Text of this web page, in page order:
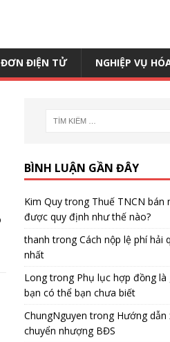
ĐƠN ĐIỆN TỬ NGHIỆP VỤ
BÌNH LUẬN GẦN ĐÂY
Kim Quytrong Thuế TNCN bán
được quy định như thế nào?
thanh trongCách nộp lệ phí hải
nhất
Longtrong Phụ lục hợp đồng là
bạn có thể bạn chưa biết
ChungNguyen trong Hướng
chuyển nhượng BĐS